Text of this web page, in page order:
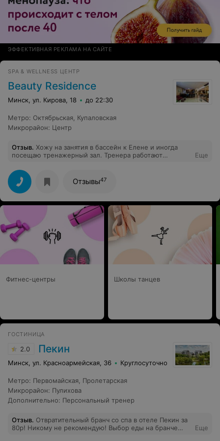
ЭФФЕКТИВНАЯ РЕКЛАМА НА САЙТЕ
SPA & WELLNESS ЦЕНТР
Beauty Residence
Минск, ул. Кирова, 18 до 22:30
Метро: Октябрьская, Купаловская
Микрорайон: Центр
Отзыв. Хожу на занятия в бассейн к Елене и иногда
посещаю тренажерный зал. Тренера работают
но потом его еще и обновили, так что тем более
нареканий нет! Из недостатков: сказали, что
закрывается бассейн на месяц, это стандартная
профилактика и чистка, но не представляю как я буду
этот месяц без занятий! ))) Все очень здорово) буду
Еще
Отзывы47
Фитнес-центры Школы танцев
ГОСТИНИЦА
2.0 Пекин
Минск, ул. Красноармейская, 36 Круглосуточно
Метро: Первомайская, Пролетарская
Микрорайон: Пулихова
Дополнительно: Персональный тренер
Отзыв. Отвратительный бранч со спа в отеле Пекин за
80р! Никому не рекомендую! Выбор еды на бранче
Еще